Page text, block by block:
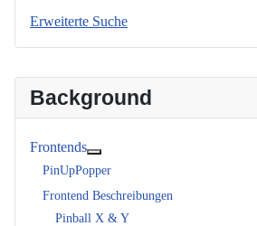
Background
Frontends
PinUpPopper
Frontend Beschreibungen
Pinball X & Y
Erweiterte Suche